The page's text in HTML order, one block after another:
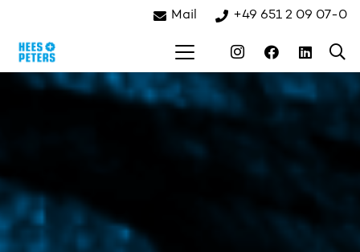
Mail +49 651 2 09 07-0